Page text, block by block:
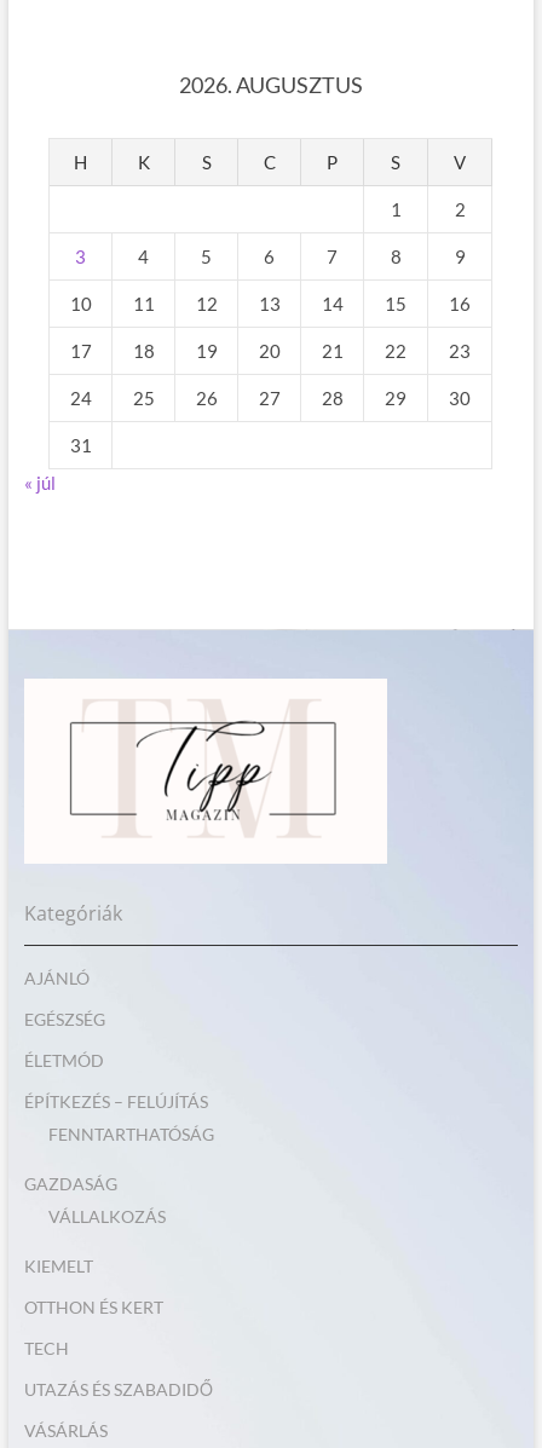
2026. AUGUSZTUS
H K S C P S V
1 2
3 4 5 6 7 8 9
10 11 12 13 14 15 16
17 18 19 20 21 22 23
24 25 26 27 28 29 30
31
« júl
Kategóriák
AJÁNLÓ
EGÉSZSÉG
ÉLETMÓD
ÉPÍTKEZÉS – FELÚJÍTÁS
FENNTARTHATÓSÁG
GAZDASÁG
VÁLLALKOZÁS
KIEMELT
OTTHON ÉS KERT
TECH
UTAZÁS ÉS SZABADIDŐ
VÁSÁRLÁS